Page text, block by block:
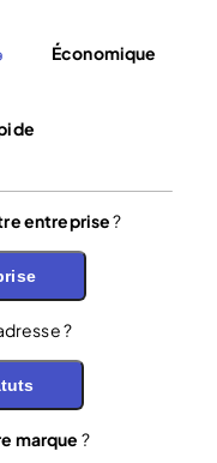
Économique
entreprise?
?
marque ?